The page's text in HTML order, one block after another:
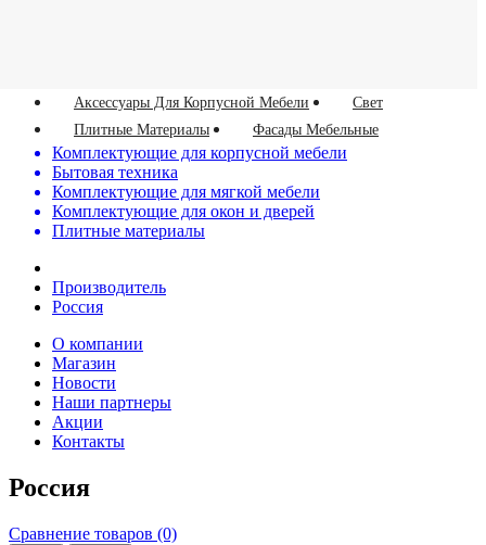
Аксессуары Для Корпусной Мебели
Свет
Плитные Материалы
Фасады Мебельные
Комплектующие для корпусной мебели
Бытовая техника
Комплектующие для мягкой мебели
Комплектующие для окон и дверей
Плитные материалы
Производитель
Россия
О компании
Магазин
Новости
Наши партнеры
Акции
Контакты
Россия
Сравнение товаров (0)